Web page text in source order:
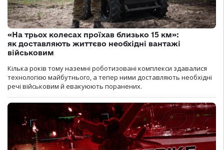
«На трьох колесах проїхав близько 15 км»:
як доставляють життєво необхідні вантажі
військовим
Кілька років тому наземні роботизовані комплекси здавалися
технологією майбутнього, а тепер ними доставляють необхідні
речі військовим й евакуюють поранених.